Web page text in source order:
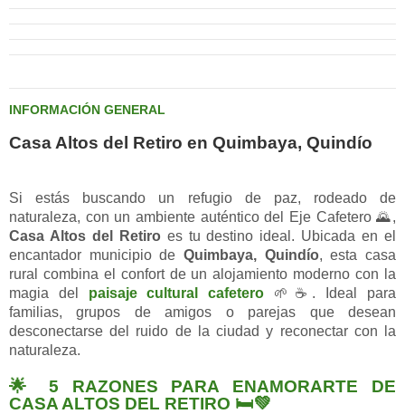
INFORMACIÓN GENERAL
Casa Altos del Retiro en Quimbaya, Quindío
Si estás buscando un refugio de paz, rodeado de
naturaleza, con un ambiente auténtico del Eje Cafetero 🌄,
Casa Altos del Retiroes tu destino ideal. Ubicada en el
encantador municipio de Quimbaya, Quindío, esta casa
rural combina el confort de un alojamiento moderno con la
magia del paisaje cultural cafetero 🌱☕. Ideal para
familias, grupos de amigos o parejas que desean
desconectarse del ruido de la ciudad y reconectar con la
naturaleza.
🌟 5 RAZONES PARA ENAMORARTE DE
CASA ALTOS DEL RETIRO 🛏️💚